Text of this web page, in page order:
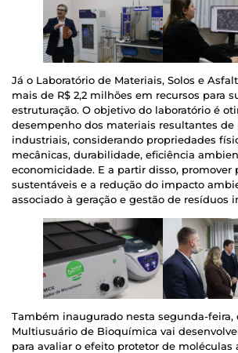
Já o Laboratório de Materiais, Solos e
mais de R$ 2,2 milhões em recursos para
estruturação. O objetivo do laboratório é
desempenho dos materiais resultantes de
industriais, considerando propriedades
mecânicas, durabilidade, eficiência
economicidade. E a partir disso, promover
sustentáveis e a redução do impacto
associado à geração e gestão de resíduos
Também inaugurado nesta segunda-feira,
Multiusuário de Bioquímica vai
para avaliar o efeito protetor de moléculas